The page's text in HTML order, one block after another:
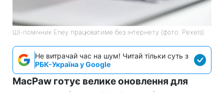
ШІ-помічник Eney працюватиме без інтернету (фото: Pexels)
Не витрачай час на шум! Читай тільки суть з
РБК-Україна у Google
MacPaw готує велике оновлення для